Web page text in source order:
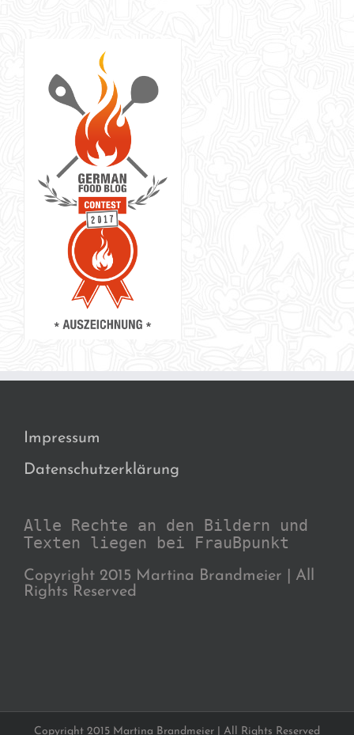
Impressum
Datenschutzerklärung
Alle Rechte an den Bildern und
Texten liegen bei FrauBpunkt
Copyright 2015 Martina Brandmeier | All
Rights Reserved
Copyright 2015 Martina Brandmeier | All Rights Reserved